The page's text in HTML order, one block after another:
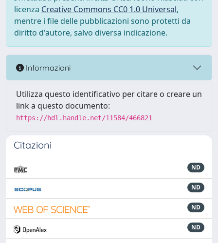
licenza Creative Commons CC0 1.0 Universal,
mentre i file delle pubblicazioni sono protetti da
diritto d'autore, salvo diversa indicazione.
Informazioni
Utilizza questo identificativo per citare o creare un
link a questo documento:
https://hdl.handle.net/11584/466821
Citazioni
ND
ND
ND
ND